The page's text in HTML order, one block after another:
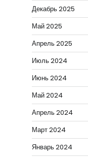
Декабрь 2025
Май 2025
Апрель 2025
Июль 2024
Июнь 2024
Май 2024
Апрель 2024
Март 2024
Январь 2024